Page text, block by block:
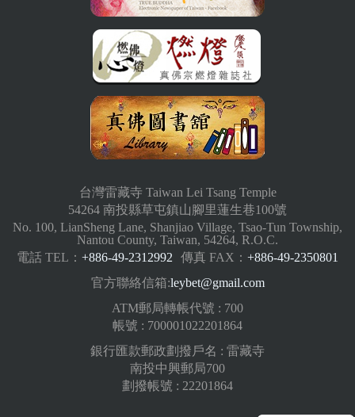
台灣雷藏寺 Taiwan Lei Tsang Temple
54264 南投縣草屯鎮山腳里蓮生巷100號
No. 100, LianSheng Lane, Shanjiao Village, Tsao-Tun Township,
Nantou County, Taiwan, 54264, R.O.C.
電話 TEL： +886-49-2312992 傳真 FAX： +886-49-2350801
官方聯絡信箱:leybet@gmail.com
ATM郵局轉帳代號 : 700
帳號 : 700001022201864
銀行匯款郵政劃撥戶名 : 雷藏寺
南投中興郵局700
劃撥帳號 : 22201864